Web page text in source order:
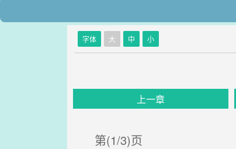
字体 大 中 小
上一章
第(1/3)页